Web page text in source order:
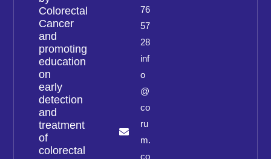
Colorectal
Cancer
and
promoting
education
on
early
detection
and
treatment
of
colorectal
76
57
28
inf
o
@
co
ru
m.
co